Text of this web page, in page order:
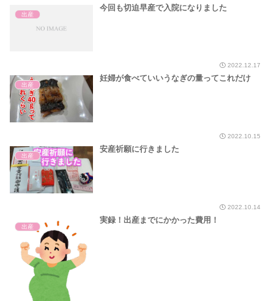
出産
今回も切迫早産で入院になりました
2022.12.17
出産
妊婦が食べていいうなぎの量ってこれだけ
2022.10.15
出産
安産祈願に行きました
2022.10.14
出産
実録！出産までにかかった費用！